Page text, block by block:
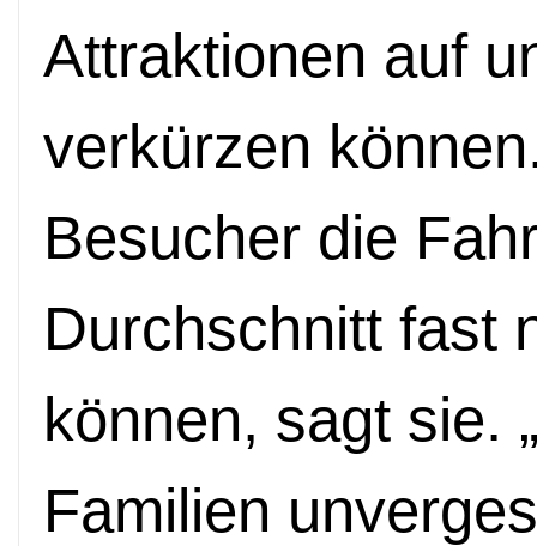
Attraktionen auf
verkürzen
Besucher die
Durchschnitt fast
können, sagt sie.
Familien